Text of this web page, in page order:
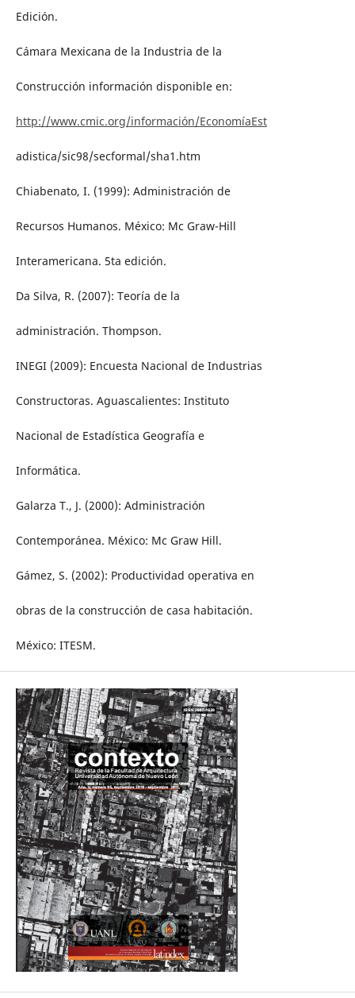
Edición.
Cámara Mexicana de la Industria de la
Construcción información disponible en:
http://www.cmic.org/información/EconomíaEst
adistica/sic98/secformal/sha1.htm
Chiabenato, I. (1999): Administración de
Recursos Humanos. México: Mc Graw-Hill
Interamericana. 5ta edición.
Da Silva, R. (2007): Teoría de la
administración. Thompson.
INEGI (2009): Encuesta Nacional de Industrias
Constructoras. Aguascalientes: Instituto
Nacional de Estadística Geografía e
Informática.
Galarza T., J. (2000): Administración
Contemporánea. México: Mc Graw Hill.
Gámez, S. (2002): Productividad operativa en
obras de la construcción de casa habitación.
México: ITESM.